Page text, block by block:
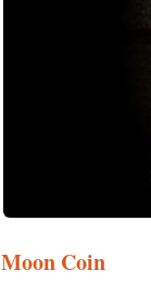
Moon Coin